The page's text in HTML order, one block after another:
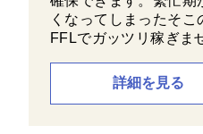
くなってしまったそ
FFLでガッツリ稼ぎ
詳細を見る